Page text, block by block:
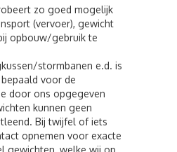
zo goed mogelijk
(vervoer), gewicht
opbouw/gebruik te
stormbanen e.d. is
voor de
door ons opgegeven
kunnen geen
Bij twijfel of iets
opnemen voor exacte
gewichten, welke wij op